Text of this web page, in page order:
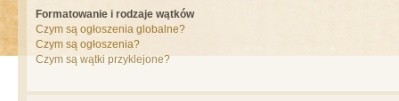
Formatowanie i rodzaje wątków
Czym są ogłoszenia globalne?
Czym są ogłoszenia?
Czym są wątki przyklejone?